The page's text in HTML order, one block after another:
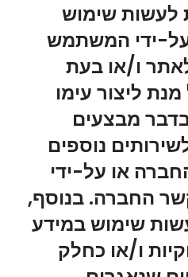
לעשות שימוש
ידי המשתמש
ו/או בעת
ליצור עימו
מבצעים
נוספים
או על-ידי
החברה. בנוסף,
שימוש במידע
ו/או כחלק